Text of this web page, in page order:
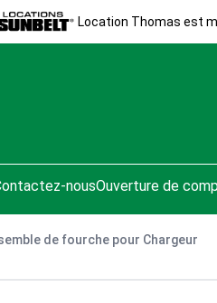
Location Thomas est
nousOuverture de
de fourche pour Chargeur